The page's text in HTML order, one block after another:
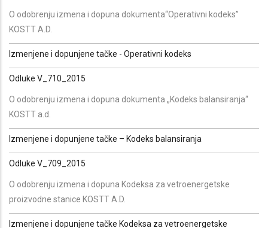
O odobrenju izmena i dopuna dokumenta“Operativni kodeks”
KOSTT A.D.
Izmenjene i dopunjene tačke - Operativni kodeks
Odluke V_710_2015
O odobrenju izmena i dopuna dokumenta „Kodeks balansiranja“
KOSTT a.d.
Izmenjene i dopunjene tačke – Kodeks balansiranja
Odluke V_709_2015
O odobrenju izmena i dopuna Kodeksa za vetroenergetske
proizvodne stanice KOSTT A.D.
Izmenjene i dopunjene tačke Kodeksa za vetroenergetske